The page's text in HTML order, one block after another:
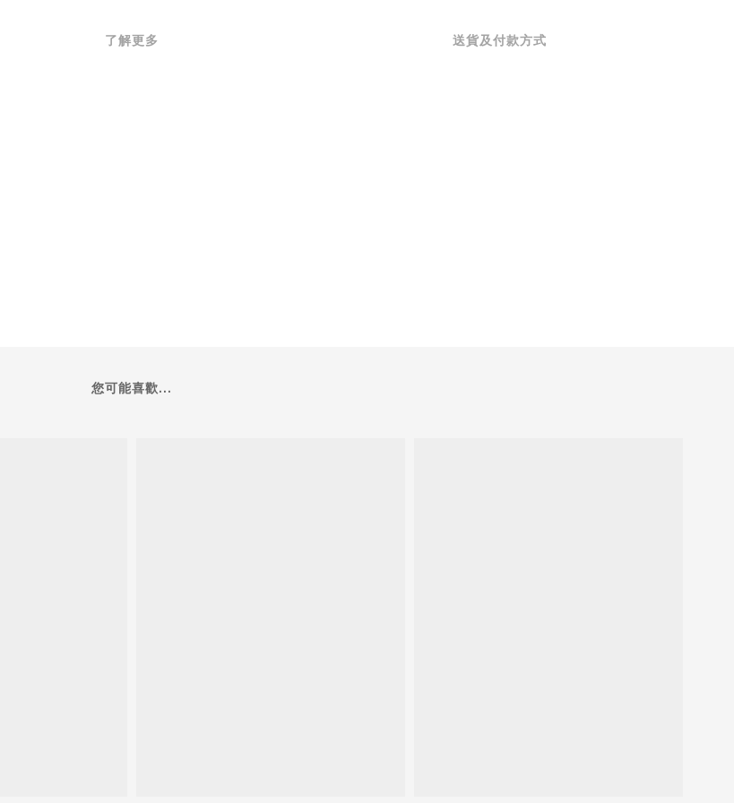
了解更多 送貨及付款方式
您可能喜歡...